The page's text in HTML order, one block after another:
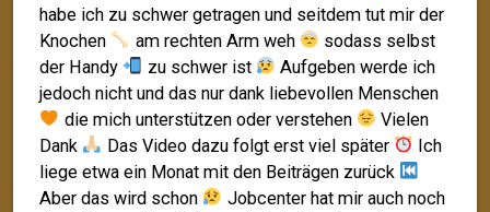
habe ich zu schwer getragen und seitdem tut mir der
Knochen
am rechten Arm weh
sodass selbst
der Handy
zu schwer ist
Aufgeben werde ich
jedoch nicht und das nur dank liebevollen Menschen
die mich unterstützen oder verstehen
Vielen
Dank
Das Video dazu folgt erst viel später
Ich
liege etwa ein Monat mit den Beiträgen zurück
Aber das wird schon
Jobcenter hat mir auch noch